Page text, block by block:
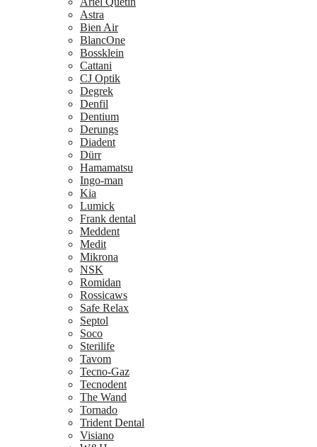
Astra
Bien Air
BlancOne
Bossklein
Cattani
CJ Optik
Degrek
Denfil
Dentium
Derungs
Diadent
Dürr
Hamamatsu
Ingo-man
Kia
Lumick
Frank dental
Meddent
Medit
Mikrona
NSK
Romidan
Rossicaws
Safe Relax
Septol
Soco
Sterilife
Tavom
Tecno-Gaz
Tecnodent
The Wand
Tornado
Trident Dental
Visiano